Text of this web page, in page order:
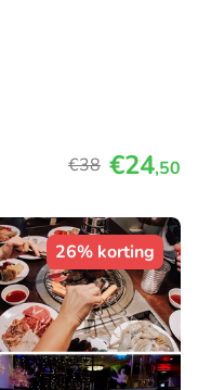
€38 €24,50
26% korting